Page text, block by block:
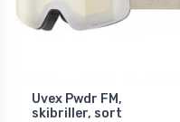
Uvex Pwdr FM,
skibriller, sort